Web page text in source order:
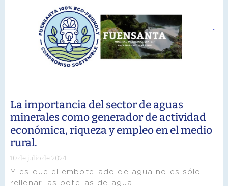
La importancia del sector de aguas
minerales como generador de actividad
económica, riqueza y empleo en el medio
rural.
10 de julio de 2024
Y es que el embotellado de agua no es sólo
rellenar las botellas de agua.